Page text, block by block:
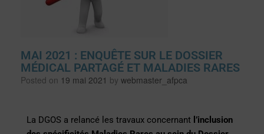
MAI 2021 : ENQUÊTE SUR LE DOSSIER
MÉDICAL PARTAGÉ ET MALADIES RARES
Posted on 19 mai 2021 by webmaster_afpca
La DGOS a relancé les travaux concernant l’inclusion